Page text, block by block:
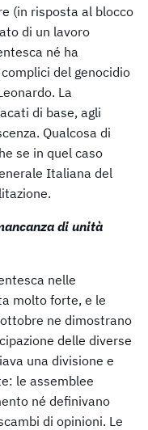
(in risposta al blocco
di un lavoro
né ha
del genocidio
La
di base, agli
Qualcosa di
se in quel caso
Italiana del
di unità
nelle
molto forte, e le
ne dimostrano
delle diverse
una divisione e
le assemblee
né definivano
di opinioni. Le